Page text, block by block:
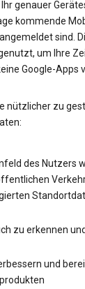
genauer
kommende
sind.
um Ihre
Google-Apps
nützlicher zu
des Nutzers
zu erkennen
und